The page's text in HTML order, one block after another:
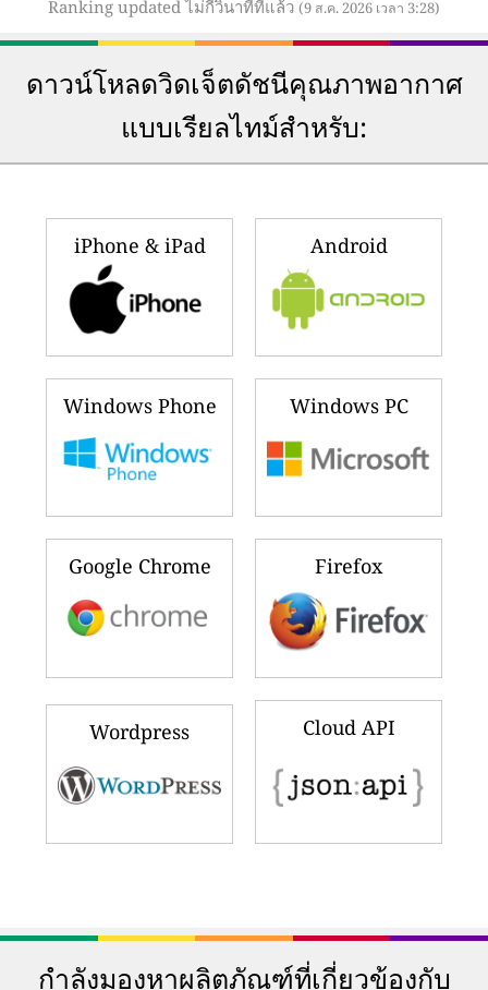
Ranking updated ไม่กี่วินาทีที่แล้ว (9 ส.ค. 2026 เวลา 3:28)
ดาวน์โหลดวิดเจ็ตดัชนีคุณภาพอากาศ
แบบเรียลไทม์สำหรับ:
iPhone & iPad Android
Windows Phone Windows PC
Google Chrome Firefox
Wordpress Cloud API
กำลังมองหาผลิตภัณฑ์ที่เกี่ยวข้องกับ